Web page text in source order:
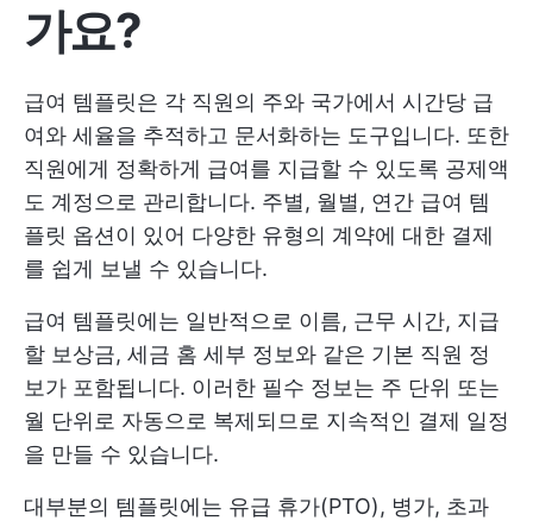
가요?
급여 템플릿은 각 직원의 주와 국가에서 시간당 급
여와 세율을 추적하고 문서화하는 도구입니다. 또한
직원에게 정확하게 급여를 지급할 수 있도록 공제액
도 계정으로 관리합니다. 주별, 월별, 연간 급여 템
플릿 옵션이 있어 다양한 유형의 계약에 대한 결제
를 쉽게 보낼 수 있습니다.
급여 템플릿에는 일반적으로 이름, 근무 시간, 지급
할 보상금, 세금 홈 세부 정보와 같은 기본 직원 정
보가 포함됩니다. 이러한 필수 정보는 주 단위 또는
월 단위로 자동으로 복제되므로 지속적인 결제 일정
을 만들 수 있습니다.
대부분의 템플릿에는 유급 휴가(PTO), 병가, 초과